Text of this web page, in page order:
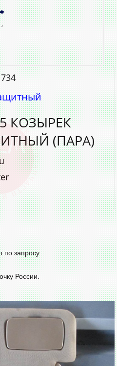
,
КОЗЫРЕК
(ПАРА)
запросу.
России.